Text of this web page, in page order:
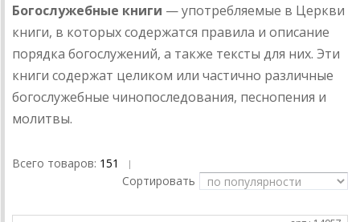
Богослужебные книги — употребляемые в Церкви
книги, в которых содержатся правила и описание
порядка богослужений, а также тексты для них. Эти
книги содержат целиком или частично различные
богослужебные чинопоследования, песнопения и
молитвы.
Всего товаров: 151 |
Сортировать